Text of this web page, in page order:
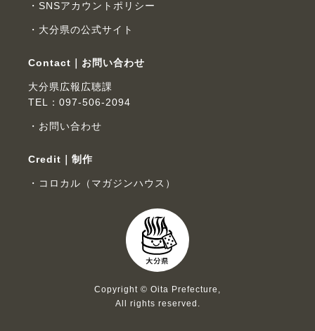
SNSアカウントポリシー
大分県の公式サイト
Contact｜お問い合わせ
大分県広報広聴課
TEL：097-506-2094
お問い合わせ
Credit｜制作
コロカル（マガジンハウス）
Copyright © Oita Prefecture,
All rights reserved.